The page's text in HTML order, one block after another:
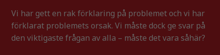
Vi har gett en rak förklaring på problemet och vi har
förklarat problemets orsak. Vi måste dock ge svar på
den viktigaste frågan av alla – måste det vara såhär?